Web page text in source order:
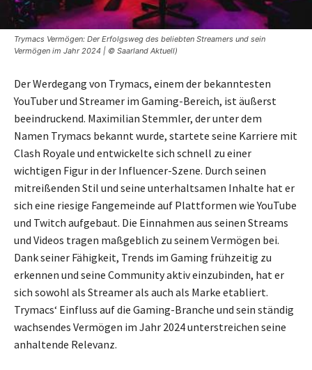
Trymacs Vermögen: Der Erfolgsweg des beliebten Streamers und sein
Vermögen im Jahr 2024 | © Saarland Aktuell)
Der Werdegang von Trymacs, einem der bekanntesten
YouTuber und Streamer im Gaming-Bereich, ist äußerst
beeindruckend. Maximilian Stemmler, der unter dem
Namen Trymacs bekannt wurde, startete seine Karriere mit
Clash Royale und entwickelte sich schnell zu einer
wichtigen Figur in der Influencer-Szene. Durch seinen
mitreißenden Stil und seine unterhaltsamen Inhalte hat er
sich eine riesige Fangemeinde auf Plattformen wie YouTube
und Twitch aufgebaut. Die Einnahmen aus seinen Streams
und Videos tragen maßgeblich zu seinem Vermögen bei.
Dank seiner Fähigkeit, Trends im Gaming frühzeitig zu
erkennen und seine Community aktiv einzubinden, hat er
sich sowohl als Streamer als auch als Marke etabliert.
Trymacs‘ Einfluss auf die Gaming-Branche und sein ständig
wachsendes Vermögen im Jahr 2024 unterstreichen seine
anhaltende Relevanz.